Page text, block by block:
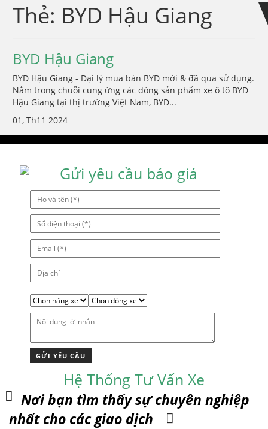
Thẻ: BYD Hậu Giang
BYD Hậu Giang
BYD Hậu Giang - Đại lý mua bán BYD mới & đã qua sử dụng.
Nằm trong chuỗi cung ứng các dòng sản phẩm xe ô tô BYD
Hậu Giang tại thị trường Việt Nam, BYD...
01, Th11 2024
Gửi yêu cầu báo giá
Hệ Thống Tư Vấn Xe
Nơi bạn tìm thấy sự chuyên nghiệp
nhất cho các giao dịch